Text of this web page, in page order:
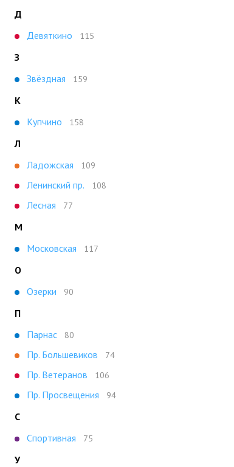
Д
Девяткино
115
З
Звёздная
159
К
Купчино
158
Л
Ладожская
109
Ленинский пр. 108
Лесная 77
М
Московская
117
О
Озерки
90
П
Парнас
80
Пр. Большевиков 74
Пр. Ветеранов 106
Пр. Просвещения 94
С
Спортивная
75
У